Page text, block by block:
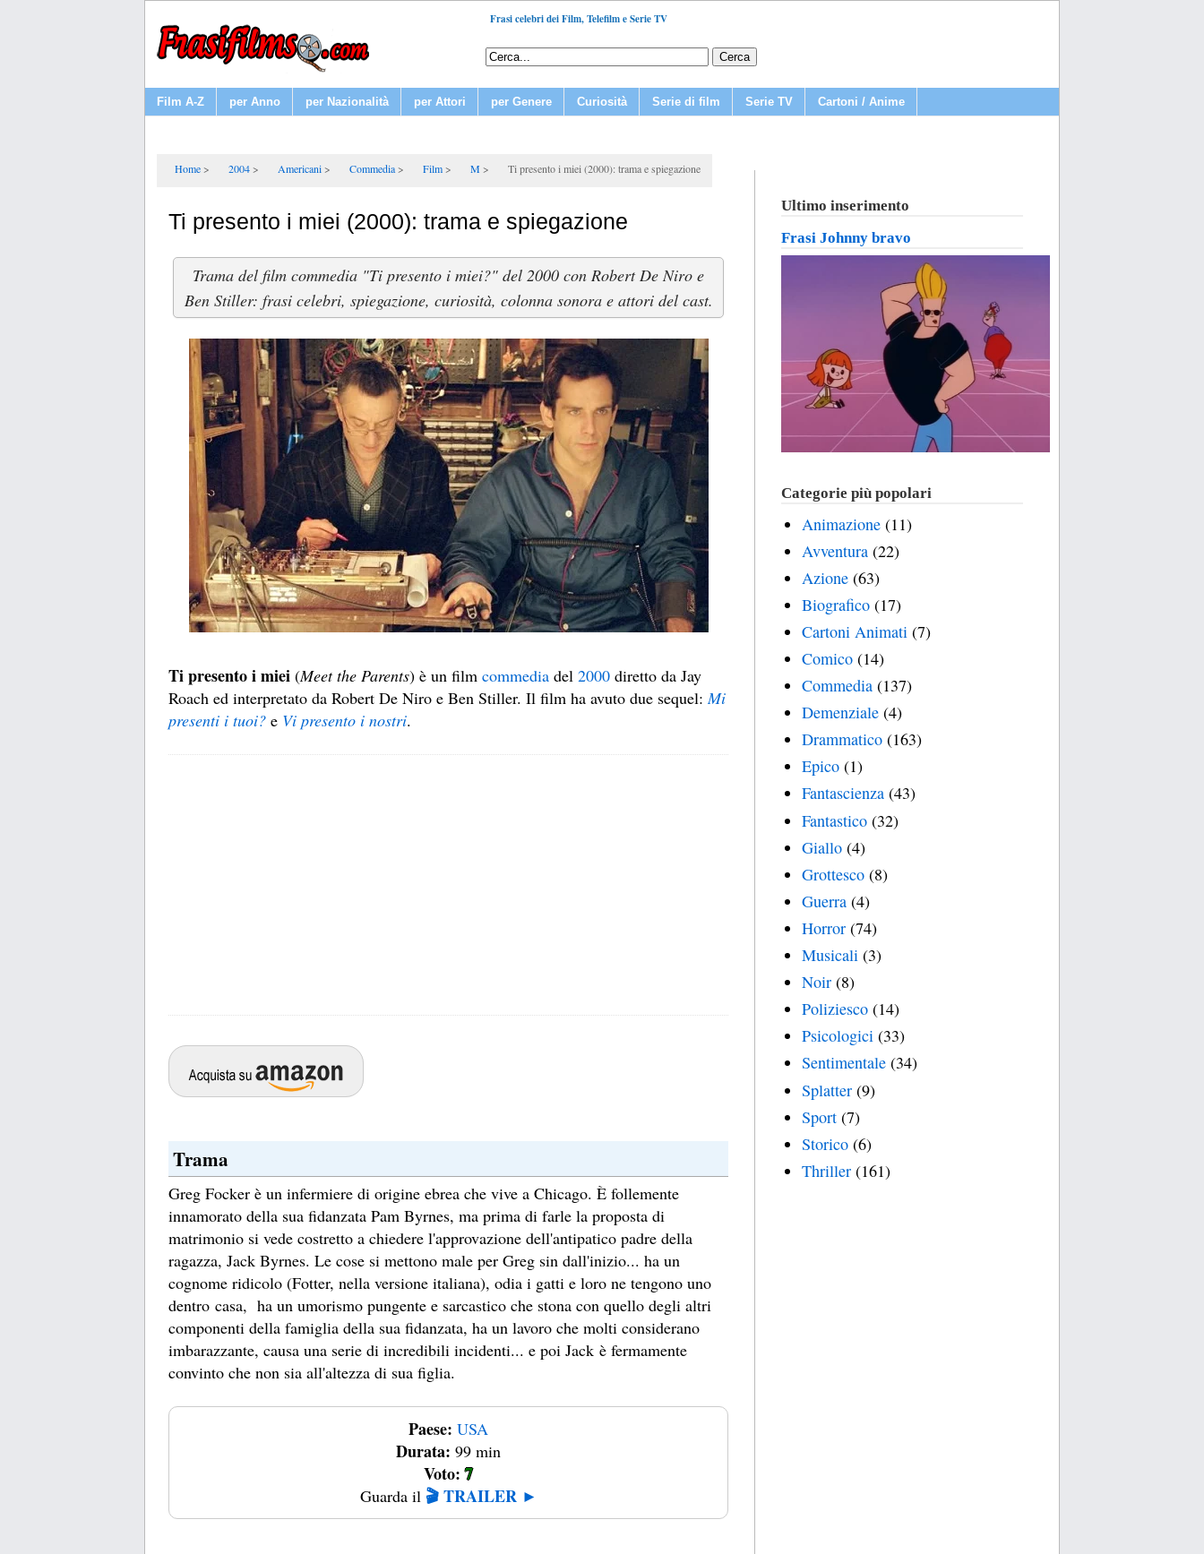
Frasi celebri dei Film, Telefilm e Serie TV
Film A-Z per Anno per Nazionalità per Attori per Genere Curiosità Serie di film Serie TV Cartoni / Anime
Home 2004 Americani Commedia Film M Ti presento i miei (2000): trama e spiegazione
Ti presento i miei (2000): trama e spiegazione
Trama del film commedia "Ti presento i miei?" del 2000 con Robert De Niro e
Ben Stiller: frasi celebri, spiegazione, curiosità, colonna sonora e attori del cast.
Ti presento i miei (Meet the Parents) è un film commedia del 2000 diretto da Jay
Roach ed interpretato da Robert De Niro e Ben Stiller. Il film ha avuto due sequel:Mi
presenti i tuoi? e Vi presento i nostri.
Trama
Greg Focker è un infermiere di origine ebrea che vive a Chicago. È follemente
innamorato della sua fidanzata Pam Byrnes, ma prima di farle la proposta di
matrimonio si vede costretto a chiedere l'approvazione dell'antipatico padre della
ragazza, Jack Byrnes. Le cose si mettono male per Greg sin dall'inizio... ha un
cognome ridicolo (Fotter, nella versione italiana), odia i gatti e loro ne tengono uno
dentro casa, ha un umorismo pungente e sarcastico che stona con quello degli altri
componenti della famiglia della sua fidanzata, ha un lavoro che molti considerano
imbarazzante, causa una serie di incredibili incidenti... e poi Jack è fermamente
convinto che non sia all'altezza di sua figlia.
Paese: USA
Durata: 99 min
Voto: 7
Guarda il 🎬 TRAILER ►
Ultimo inserimento
Frasi Johnny bravo
Categorie più popolari
Animazione (11)
Avventura (22)
Azione (63)
Biografico (17)
Cartoni Animati (7)
Comico (14)
Commedia (137)
Demenziale (4)
Drammatico (163)
Epico (1)
Fantascienza (43)
Fantastico (32)
Giallo (4)
Grottesco (8)
Guerra (4)
Horror (74)
Musicali (3)
Noir (8)
Poliziesco (14)
Psicologici (33)
Sentimentale (34)
Splatter (9)
Sport (7)
Storico (6)
Thriller (161)